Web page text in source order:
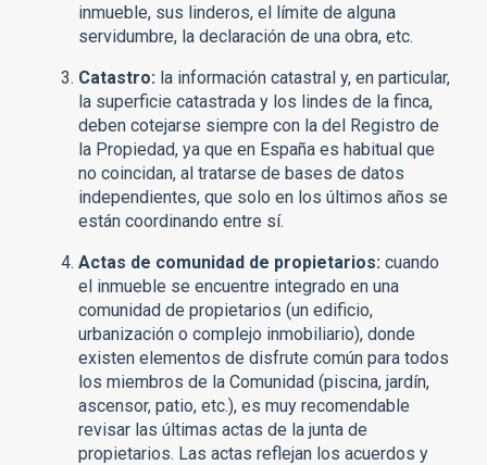
inmueble, sus linderos, el límite de alguna
servidumbre, la declaración de una obra, etc.
Catastro: la información catastral y, en particular,
la superficie catastrada y los lindes de la finca,
deben cotejarse siempre con la del Registro de
la Propiedad, ya que en España es habitual que
no coincidan, al tratarse de bases de datos
independientes, que solo en los últimos años se
están coordinando entre sí.
Actas de comunidad de propietarios: cuando
el inmueble se encuentre integrado en una
comunidad de propietarios (un edificio,
urbanización o complejo inmobiliario), donde
existen elementos de disfrute común para todos
los miembros de la Comunidad (piscina, jardín,
ascensor, patio, etc.), es muy recomendable
revisar las últimas actas de la junta de
propietarios. Las actas reflejan los acuerdos y